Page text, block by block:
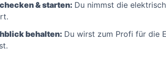
& starten: Du nimmst die
behalten: Du wirst zum Profi für die